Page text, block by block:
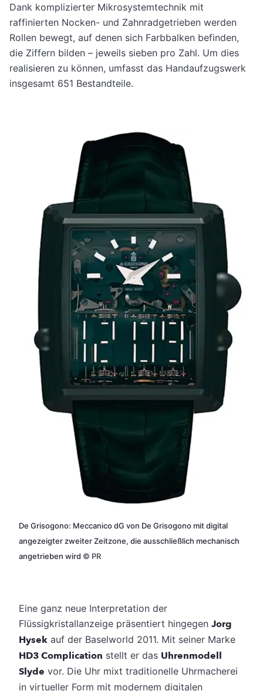
Dank komplizierter Mikrosystemtechnik mit
raffinierten Nocken- und Zahnradgetrieben werden
Rollen bewegt, auf denen sich Farbbalken befinden,
die Ziffern bilden – jeweils sieben pro Zahl. Um dies
realisieren zu können, umfasst das Handaufzugswerk
insgesamt 651 Bestandteile.
De Grisogono: Meccanico dG von De Grisogono mit digital
angezeigter zweiter Zeitzone, die ausschließlich mechanisch
angetrieben wird © PR
Eine ganz neue Interpretation der
Flüssigkristallanzeige präsentiert hingegen Jorg
Hysek auf der Baselworld 2011. Mit seiner Marke
HD3 Complication stellt er das Uhrenmodell
Slyde vor. Die Uhr mixt traditionelle Uhrmacherei
in virtueller Form mit modernem digitalen